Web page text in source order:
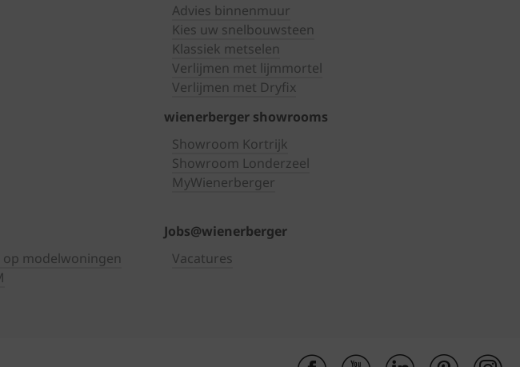
Advies binnenmuur
Kies uw snelbouwsteen
Klassiek metselen
Verlijmen met lijmmortel
Verlijmen met Dryfix
wienerberger showrooms
Showroom Kortrijk
Showroom Londerzeel
MyWienerberger
modelwoningen
Jobs@wienerberger
Vacatures